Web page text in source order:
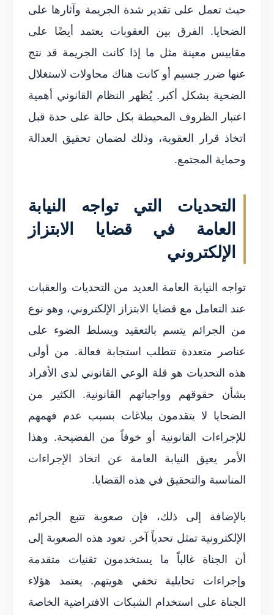
حيث تعمل على تقدير شدة الجريمة وآثارها على
الضحايا. الفرق بين العقوبات يعتمد أيضًا على
مقاييس معينة مثل ما إذا كانت الجريمة قد نتج
عنها ضرر جسيم أو كانت هناك محاولات لاستغلال
الضحية بشكل أكبر. يُظهر النظام القانوني أهمية
اعتبار الظروف المحيطة بكل حالة على حدة قبل
اتخاذ قرار العقوبة، وذلك لضمان تحقيق العدالة
وحماية المجتمع.
التحديات التي تواجه النيابة
العامة في قضايا الابتزاز
الإلكتروني
تواجه النيابة العامة العديد من التحديات والعقبات
عند التعامل مع قضايا الابتزاز الإلكتروني، وهو نوع
من الجرائم يتسم بالتعقيد ويسلط الضوء على
عناصر متعددة تتطلب استجابة فعالة. من أولى
هذه التحديات هو قلة الوعي القانوني لدى الأفراد
بشأن حقوقهم وواجباتهم القانونية. الكثير من
الضحايا لا يتقدمون ببلاغات بسبب عدم فهمهم
للإجراءات القانونية أو خوفاً من الفضيحة. وهذا
الأمر يعيق النيابة العامة عن اتخاذ الإجراءات
المناسبة والتحقيق في هذه القضايا.
بالإضافة إلى ذلك، فإن صعوبة تتبع الجرائم
الإلكترونية تمثل تحدياً آخر. تعود هذه الصعوبة إلى
أن الجناة غالباً ما يستخدمون تقنيات متقدمة
وإجراءات تحايلية تخفي هويتهم. يعتمد هؤلاء
الجناة على استخدام الشبكات الافتراضية الخاصة